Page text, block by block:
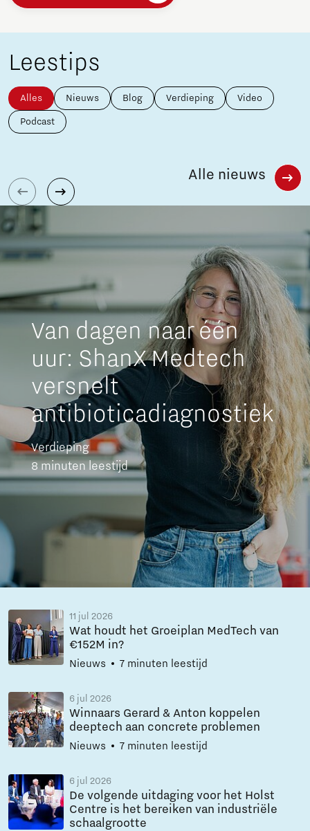
Leestips
Alles Nieuws Blog Verdieping Video
Podcast
Van dagen naar één
uur: ShanX Medtech
versnelt
antibioticadiagnostiek
Verdieping
8 minuten leestijd
11 jul 2026
Wat houdt het Groeiplan MedTech van
€152M in?
Nieuws 7 minuten leestijd
6 jul 2026
Winnaars Gerard & Anton koppelen
deeptech aan concrete problemen
Nieuws 7 minuten leestijd
6 jul 2026
De volgende uitdaging voor het Holst
Centre is het bereiken van industriële
schaalgrootte
Alle nieuws